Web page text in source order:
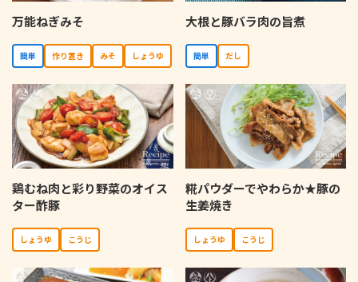
万能ねぎみそ
簡単 作り置き みそ しょうゆ
大根と豚バラ肉の旨煮
簡単 だし
鶏むね肉と彩り野菜のオイス
ター酢豚
しょうゆ こうじ
糀パウダーでやわらか★豚の
生姜焼き
しょうゆ こうじ